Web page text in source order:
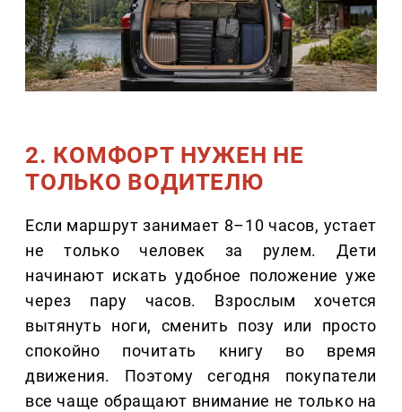
2. КОМФОРТ НУЖЕН НЕ
ТОЛЬКО ВОДИТЕЛЮ
Если маршрут занимает 8–10 часов, устает
не только человек за рулем. Дети
начинают искать удобное положение уже
через пару часов. Взрослым хочется
вытянуть ноги, сменить позу или просто
спокойно почитать книгу во время
движения. Поэтому сегодня покупатели
все чаще обращают внимание не только на